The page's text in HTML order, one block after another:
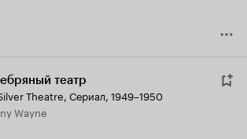
театр
Theatre, Сериал, 1949–1950
Wayne